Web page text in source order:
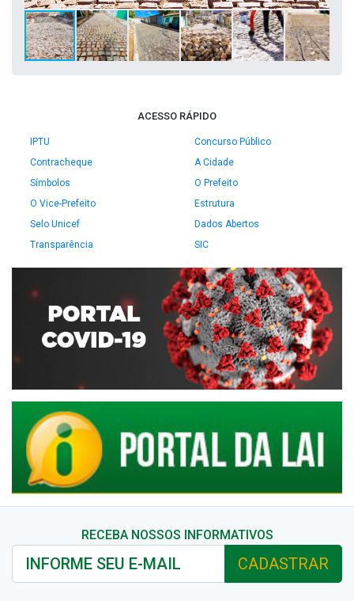
ACESSO RÁPIDO
IPTU
Concurso Público
Contracheque
A Cidade
Símbolos
O Prefeito
O Vice-Prefeito
Estrutura
Selo Unicef
Dados Abertos
Transparência
SIC
RECEBA NOSSOS INFORMATIVOS
CADASTRAR